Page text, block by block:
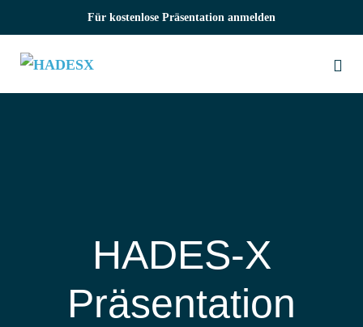
Inhalt
springen
Für kostenlose Präsentation anmelden
HADES‑X
Präsentation